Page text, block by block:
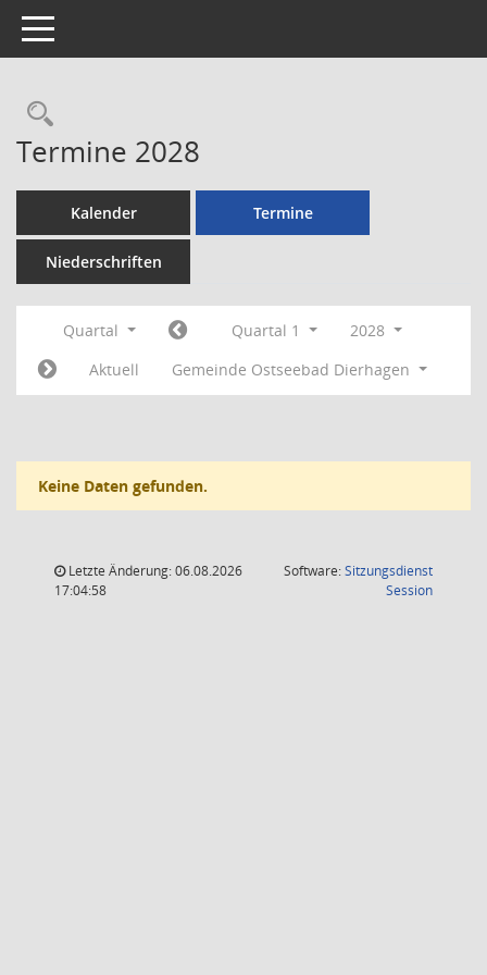
Toggle navigation
Rechercheauswahl
Termine 2028
Kalender Termine
Niederschriften
Quartal Quartal 1
2028
Aktuell
Gemeinde Ostseebad Dierhagen
Keine Daten gefunden.
Letzte Änderung: 06.08.2026
17:04:58
Software:Sitzungsdienst
Session(Wird in